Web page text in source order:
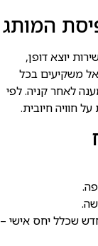
המותג
יוצא דופן,
משקיעים בכל
לאחר קניה. לפי
שכלל יחס אישי –